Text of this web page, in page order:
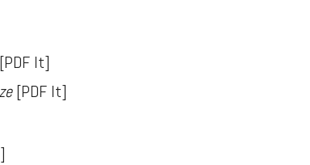
It]
[PDF It]